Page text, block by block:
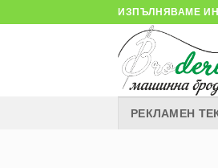
ИЗПЪЛНЯВАМЕ
РЕКЛАМЕН